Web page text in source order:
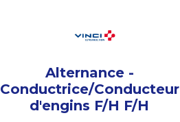
Alternance -
Conductrice/Conducteur
d'engins F/H F/H